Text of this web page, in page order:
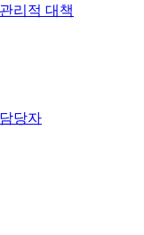
리적 대책
당자